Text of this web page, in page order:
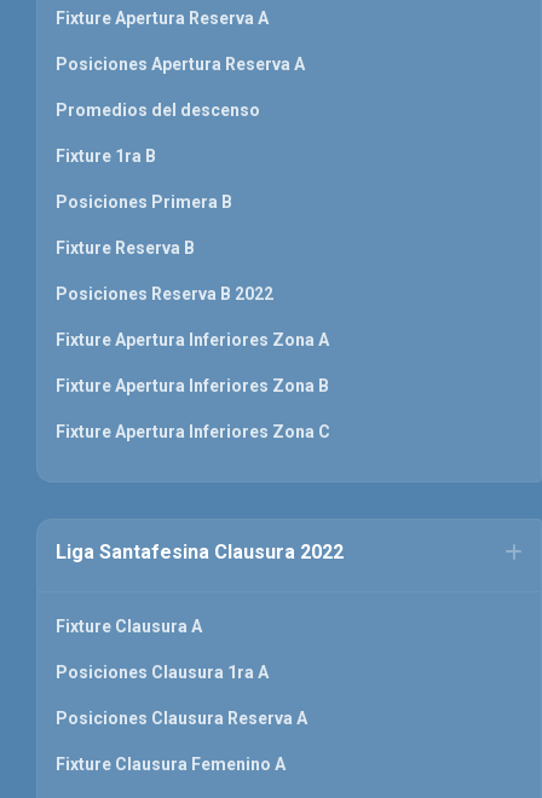
Fixture Apertura Reserva A
Posiciones Apertura Reserva A
Promedios del descenso
Fixture 1ra B
Posiciones Primera B
Fixture Reserva B
Posiciones Reserva B 2022
Fixture Apertura Inferiores Zona A
Fixture Apertura Inferiores Zona B
Fixture Apertura Inferiores Zona C
Liga Santafesina Clausura 2022
Fixture Clausura A
Posiciones Clausura 1ra A
Posiciones Clausura Reserva A
Fixture Clausura Femenino A